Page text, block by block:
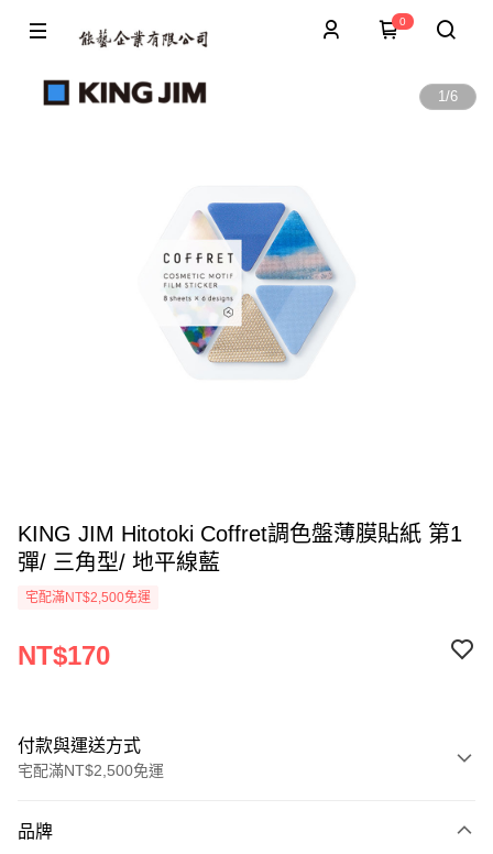
0
1/6
KING JIM Hitotoki Coffret調色盤薄膜貼紙 第1
彈/ 三角型/ 地平線藍
宅配滿NT$2,500免運
NT$170
付款與運送方式
宅配滿NT$2,500免運
信用卡一次付款
品牌